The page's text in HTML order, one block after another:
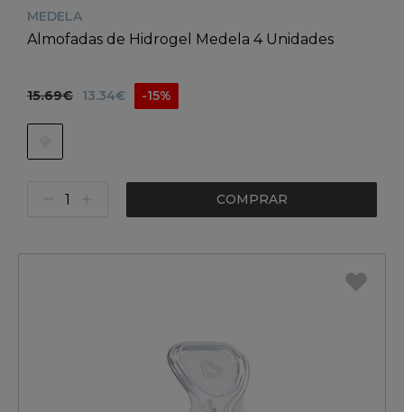
MEDELA
Almofadas de Hidrogel Medela 4 Unidades
15.69€ 13.34€ -15%
COMPRAR